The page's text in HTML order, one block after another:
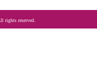
rights reserved.